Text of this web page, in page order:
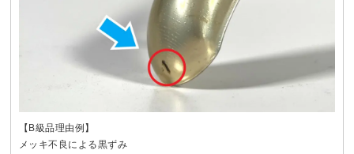
【B級品理由例】
メッキ不良による黒ずみ